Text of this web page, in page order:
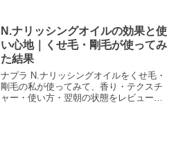
を紹介します。
N.ナリッシングオイルの効果と使
い心地｜くせ毛・剛毛が使ってみ
た結果
ナプラ N.ナリッシングオイルをくせ毛・
剛毛の私が使ってみて、香り・テクスチ
ャー・使い方・翌朝の状態をレビュー。